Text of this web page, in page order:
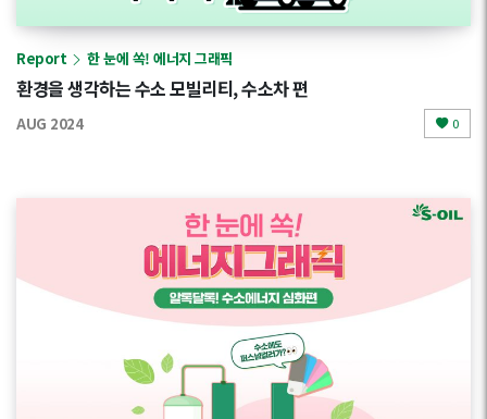
Report 한 눈에 쏙! 에너지 그래픽
환경을 생각하는 수소 모빌리티, 수소차 편
AUG 2024 0